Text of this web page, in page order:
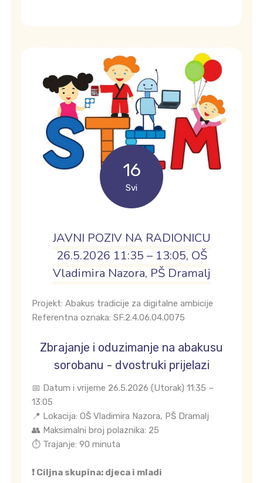
16
Svi
JAVNI POZIV NA RADIONICU
26.5.2026 11:35 – 13:05, OŠ
Vladimira Nazora, PŠ Dramalj
Projekt: Abakus tradicije za digitalne ambicije
Referentna oznaka: SF.2.4.06.04.0075
Zbrajanje i oduzimanje na abakusu
sorobanu - dvostruki prijelazi
📅 Datum i vrijeme 26.5.2026 (Utorak) 11:35 –
13:05
📍 Lokacija: OŠ Vladimira Nazora, PŠ Dramalj
👥 Maksimalni broj polaznika: 25
⏱️ Trajanje: 90 minuta
❗ Ciljna skupina: djeca i mladi